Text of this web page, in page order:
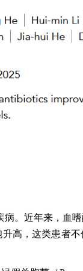
。近年来，血
高，这类患者